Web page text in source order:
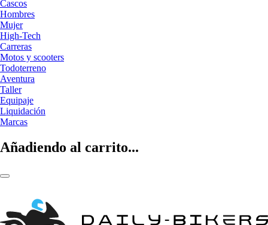
Cascos
Hombres
Mujer
High-Tech
Carreras
Motos y scooters
Todoterreno
Aventura
Taller
Equipaje
Liquidación
Marcas
Añadiendo al carrito...